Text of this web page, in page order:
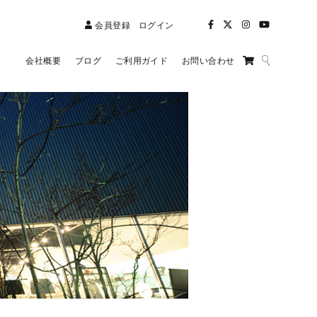
会員登録 ログイン
会社概要 ブログ ご利用ガイド お問い合わせ